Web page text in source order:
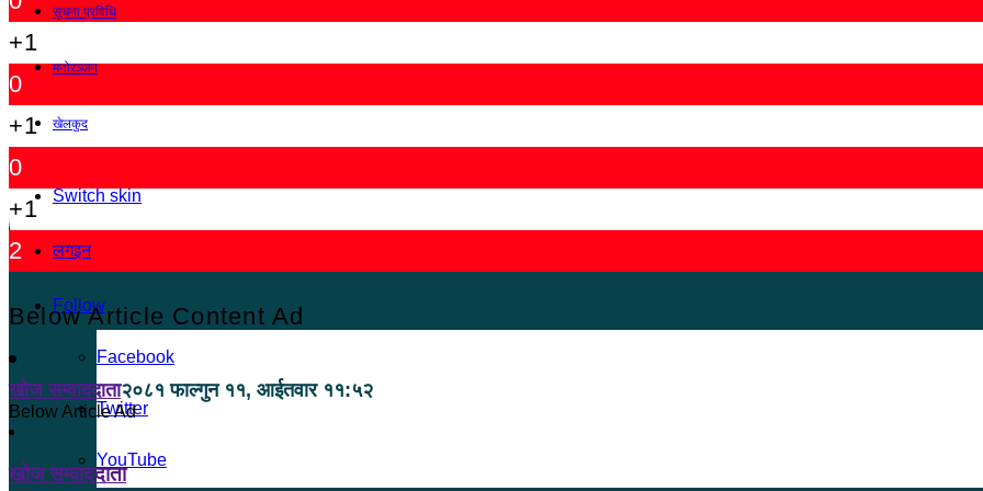
सूचना प्रविधि
मनोरञ्जन
खेलकुद
Switch skin
लगइन
Follow
Facebook
Twitter
YouTube
+1
0
+1
0
+1
2
Below Article Content Ad
खोज सम्वाददाता२०८१ फाल्गुन ११, आईतवार ११:५२
Below Article Ad
खोज सम्वाददाता